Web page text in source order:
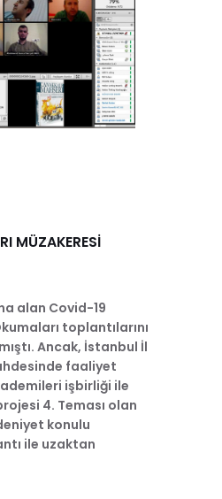
MÜZAKERESİ
alan Covid-19
toplantılarını
Ancak, İstanbul İl
faaliyet
işbirliği ile
4. Teması olan
konulu
ile uzaktan